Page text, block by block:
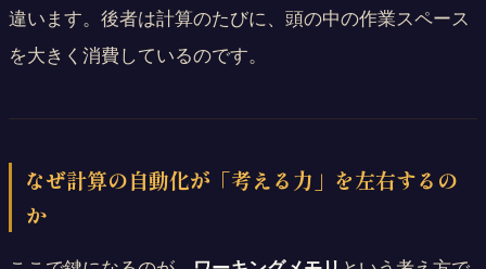
違います。後者は計算のたびに、頭の中の作業スペース
を大きく消費しているのです。
なぜ計算の自動化が「考える力」を左右するの
か